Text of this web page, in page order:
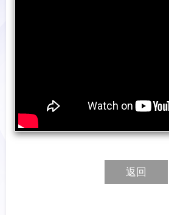
返回